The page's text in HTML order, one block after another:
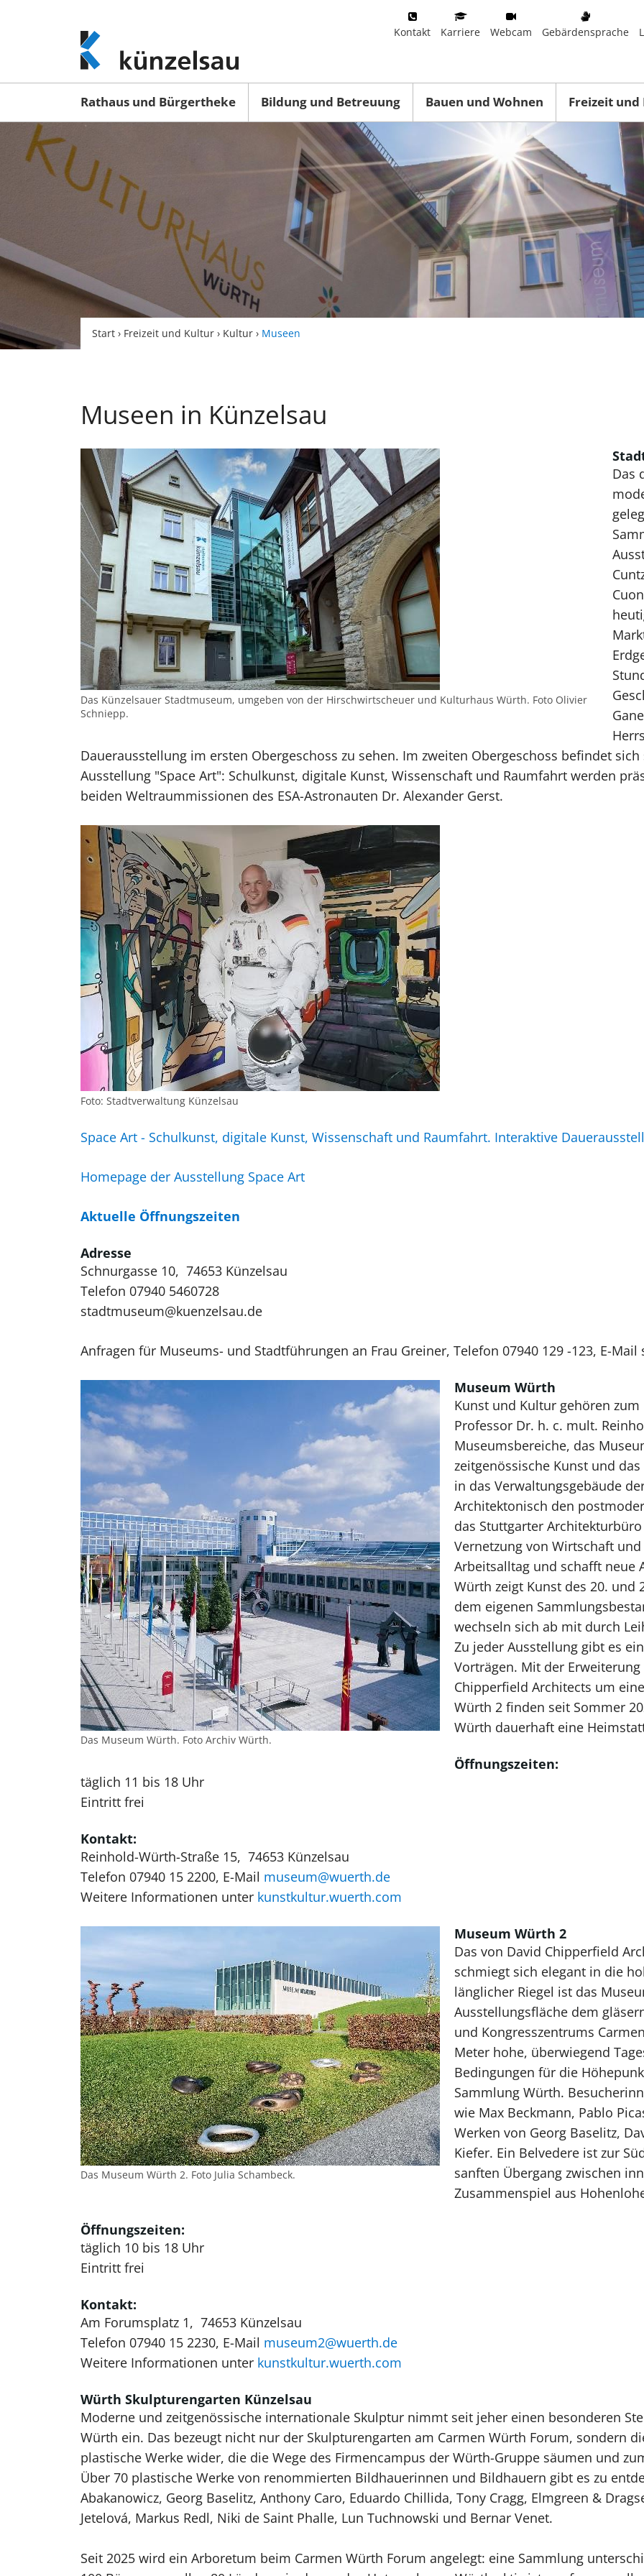
www.kuenzelsau.de
(zur
Startseite)
Kontakt Karriere Webcam Gebärdensprache
Rathaus und Bürgertheke Bildung und Betreuung Bauen und Wohnen Freizeit
Start › Freizeit und Kultur › Kultur › Museen
Museen in Künzelsau
Das Künzelsauer Stadtmuseum, umgeben von der Hirschwirtscheuer und Kulturhaus Würth. Foto Olivier
Schniepp.
Das
Dauerausstellung im ersten Obergeschoss zu sehen. Im zweiten Obergeschoss befindet
Ausstellung "Space Art": Schulkunst, digitale Kunst, Wissenschaft und Raumfahrt werden
beiden Weltraummissionen des ESA-Astronauten Dr. Alexander Gerst.
Foto: Stadtverwaltung Künzelsau
Space Art - Schulkunst, digitale Kunst, Wissenschaft und Raumfahrt. Interaktive
Homepage der Ausstellung Space Art
Aktuelle Öffnungszeiten
Adresse
Schnurgasse 10, 74653 Künzelsau
Telefon 07940 5460728
stadtmuseum@kuenzelsau.de
Anfragen für Museums- und Stadtführungen an Frau Greiner, Telefon 07940 129 -123, E-
Das Museum Würth. Foto Archiv Würth.
Museum Würth
Kunst und Kultur gehören
Professor Dr. h. c. mult.
Museumsbereiche, das
zeitgenössische Kunst und
in das Verwaltungsgebäude
Architektonisch den
das Stuttgarter
Vernetzung von Wirtschaft
Arbeitsalltag und schafft neue
Würth zeigt Kunst des 20. und
dem eigenen
wechseln sich ab mit durch
Zu jeder Ausstellung gibt es
Vorträgen. Mit der
Chipperfield Architects um
Würth 2 finden seit Sommer
Würth dauerhaft eine
Öffnungszeiten:
täglich 11 bis 18 Uhr
Eintritt frei
Kontakt:
Reinhold-Würth-Straße 15, 74653 Künzelsau
Telefon 07940 15 2200, E-Mail museum@wuerth.de
Weitere Informationen unter kunstkultur.wuerth.com
Das Museum Würth 2. Foto Julia Schambeck.
Museum Würth 2
Das von David Chipperfield
schmiegt sich elegant in die
länglicher Riegel ist das
Ausstellungsfläche dem
und Kongresszentrums
Meter hohe, überwiegend
Bedingungen für die
Sammlung Würth.
wie Max Beckmann, Pablo
Werken von Georg Baselitz,
Kiefer. Ein Belvedere ist zur
sanften Übergang zwischen
Zusammenspiel aus
Öffnungszeiten:
täglich 10 bis 18 Uhr
Eintritt frei
Kontakt:
Am Forumsplatz 1, 74653 Künzelsau
Telefon 07940 15 2230, E-Mail museum2@wuerth.de
Weitere Informationen unter kunstkultur.wuerth.com
Würth Skulpturengarten Künzelsau
Moderne und zeitgenössische internationale Skulptur nimmt seit jeher einen besonderen
Würth ein. Das bezeugt nicht nur der Skulpturengarten am Carmen Würth Forum, sondern
plastische Werke wider, die die Wege des Firmencampus der Würth-Gruppe säumen und
Über 70 plastische Werke von renommierten Bildhauerinnen und Bildhauern gibt es zu
Abakanowicz, Georg Baselitz, Anthony Caro, Eduardo Chillida, Tony Cragg, Elmgreen &
Jetelová, Markus Redl, Niki de Saint Phalle, Lun Tuchnowski und Bernar Venet.
Seit 2025 wird ein Arboretum beim Carmen Würth Forum angelegt: eine Sammlung